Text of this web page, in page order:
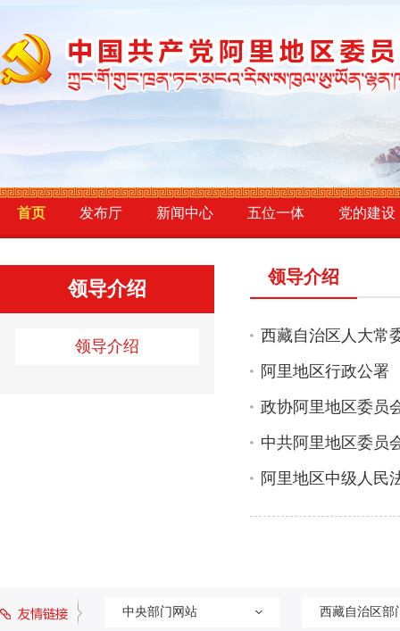
首页 发布厅 新闻中心 五位一体 党的建设
领导介绍
领导介绍
领导介绍
西藏自治区人大常
阿里地区行政公署
政协阿里地区委员
中共阿里地区委员
阿里地区中级人民
中央部门网站 西藏自治区部